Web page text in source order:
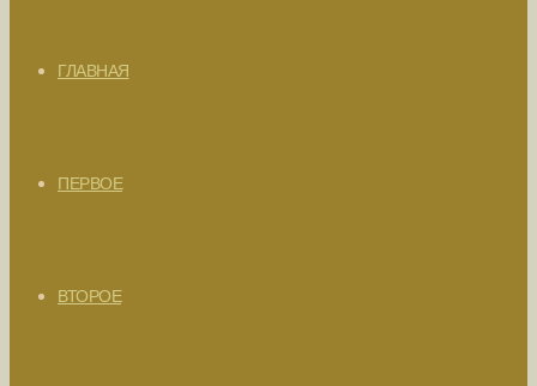
ГЛАВНАЯ
ПЕРВОЕ
ВТОРОЕ